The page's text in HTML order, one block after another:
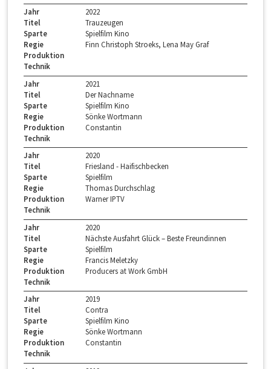
Jahr
2022
Titel
Trauzeugen
Sparte
Spielfilm Kino
Regie
Finn Christoph Stroeks, Lena May Graf
Produktion
Technik
Jahr
2021
Titel
Der Nachname
Sparte
Spielfilm Kino
Regie
Sönke Wortmann
Produktion
Constantin
Technik
Jahr
2020
Titel
Friesland - Haifischbecken
Sparte
Spielfilm
Regie
Thomas Durchschlag
Produktion
Warner IPTV
Technik
Jahr
2020
Titel
Nächste Ausfahrt Glück – Beste Freundinnen
Sparte
Spielfilm
Regie
Francis Meletzky
Produktion
Producers at Work GmbH
Technik
Jahr
2019
Titel
Contra
Sparte
Spielfilm Kino
Regie
Sönke Wortmann
Produktion
Constantin
Technik